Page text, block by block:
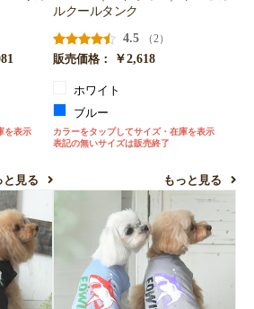
を表示
と見る
ルクールタンク
4.5
（2）
販売価格：
￥2,618
ホワイト
ブルー
カラーをタップしてサイズ・在庫を表示
表記の無いサイズは販売終了
もっと見る
続ける カートへ進む